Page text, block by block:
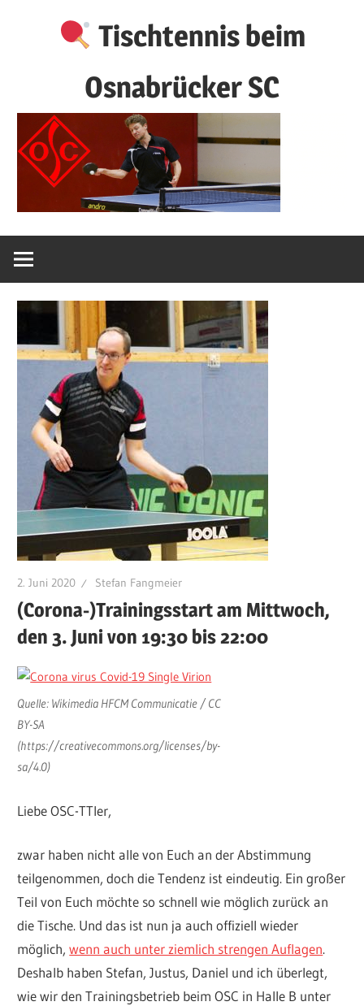
Tischtennis beim
Osnabrücker SC
2. Juni 2020 Stefan Fangmeier
(Corona-)Trainingsstart am Mittwoch,
den 3. Juni von 19:30 bis 22:00
Quelle: Wikimedia HFCM Communicatie / CC
BY-SA
(https://creativecommons.org/licenses/by-
sa/4.0)
Liebe OSC-TTler,
zwar haben nicht alle von Euch an der Abstimmung
teilgenommen, doch die Tendenz ist eindeutig. Ein großer
Teil von Euch möchte so schnell wie möglich zurück an
die Tische. Und das ist nun ja auch offiziell wieder
möglich,wenn auch unter ziemlich strengen Auflagen.
Deshalb haben Stefan, Justus, Daniel und ich überlegt,
wie wir den Trainingsbetrieb beim OSC in Halle B unter